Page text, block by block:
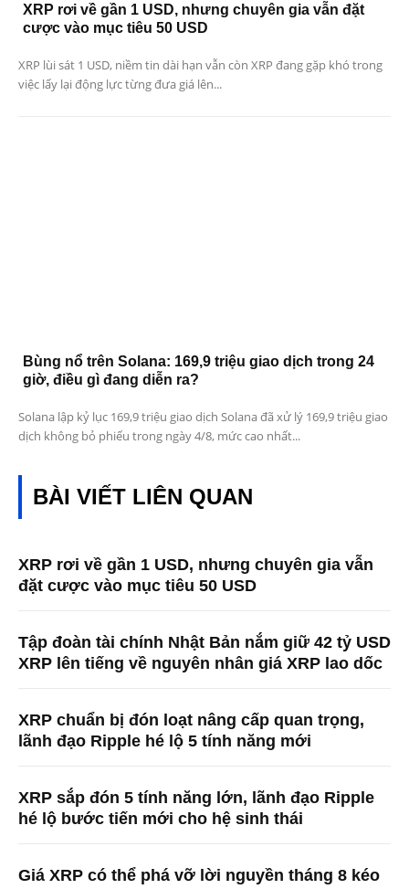
XRP rơi về gần 1 USD, nhưng chuyên gia vẫn đặt
cược vào mục tiêu 50 USD
XRP lùi sát 1 USD, niềm tin dài hạn vẫn còn XRP đang gặp khó trong
việc lấy lại động lực từng đưa giá lên...
Bùng nổ trên Solana: 169,9 triệu giao dịch trong 24
giờ, điều gì đang diễn ra?
Solana lập kỷ lục 169,9 triệu giao dịch Solana đã xử lý 169,9 triệu giao
dịch không bỏ phiếu trong ngày 4/8, mức cao nhất...
BÀI VIẾT LIÊN QUAN
XRP rơi về gần 1 USD, nhưng chuyên gia vẫn
đặt cược vào mục tiêu 50 USD
Tập đoàn tài chính Nhật Bản nắm giữ 42 tỷ USD
XRP lên tiếng về nguyên nhân giá XRP lao dốc
XRP chuẩn bị đón loạt nâng cấp quan trọng,
lãnh đạo Ripple hé lộ 5 tính năng mới
XRP sắp đón 5 tính năng lớn, lãnh đạo Ripple
hé lộ bước tiến mới cho hệ sinh thái
Giá XRP có thể phá vỡ lời nguyền tháng 8 kéo